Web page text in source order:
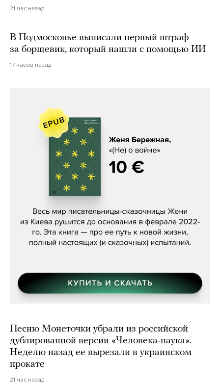
21 час назад
В Подмосковье выписали первый штраф
за борщевик, который нашли с помощью ИИ
17 часов назад
Женя Бережная, «(Не) о войне»
Песню Монеточки убрали из российской
дублированной версии «Человека-паука».
Неделю назад ее вырезали в украинском
прокате
21 час назад